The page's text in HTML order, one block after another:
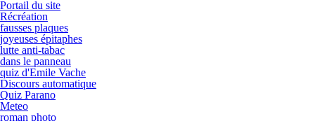
Portail du site
Récréation
fausses plaques
joyeuses épitaphes
lutte anti-tabac
dans le panneau
quiz d'Emile Vache
Discours automatique
Quiz Parano
Meteo
roman photo